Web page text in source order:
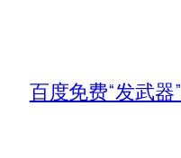
百度免费“发武